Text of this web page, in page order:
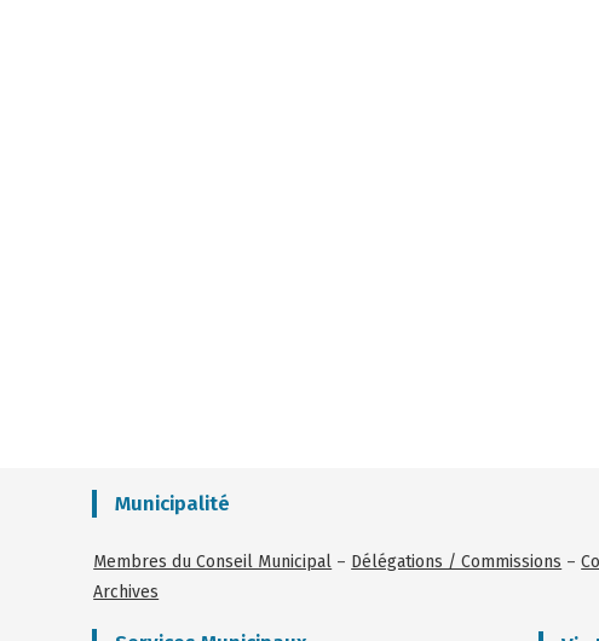
Municipalité
Membres du Conseil Municipal – Délégations / Commissions –
Archives